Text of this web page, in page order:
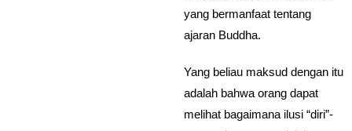
yang bermanfaat tentang
ajaran Buddha.
Yang beliau maksud dengan itu
adalah bahwa orang dapat
melihat bagaimana ilusi “diri”-